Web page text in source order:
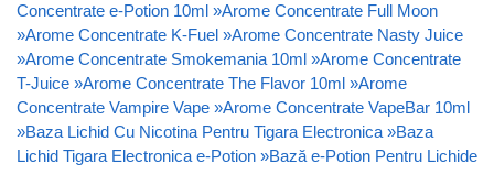
Concentrate e-Potion 10ml »Arome Concentrate Full Moon
»Arome Concentrate K-Fuel »Arome Concentrate Nasty Juice
»Arome Concentrate Smokemania 10ml »Arome Concentrate
T-Juice »Arome Concentrate The Flavor 10ml »Arome
Concentrate Vampire Vape »Arome Concentrate VapeBar 10ml
»Baza Lichid Cu Nicotina Pentru Tigara Electronica »Baza
Lichid Tigara Electronica e-Potion »Bază e-Potion Pentru Lichide